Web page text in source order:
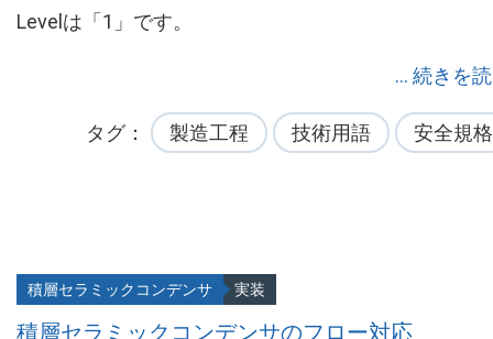
Levelは「1」です。
... 続きを
タグ 製造工程 技術用語 安全規格
積層セラミックコンデンサのフロー対応
積層セラミックコンデンサ 実装